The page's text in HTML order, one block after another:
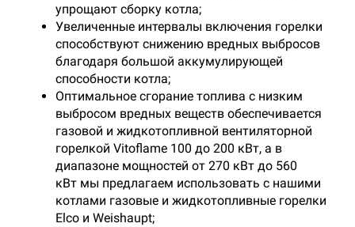
упрощают сборку котла;
Увеличенные интервалы включения горелки
способствуют снижению вредных выбросов
благодаря большой аккумулирующей
способности котла;
Оптимальное сгорание топлива с низким
выбросом вредных веществ обеспечивается
газовой и жидкотопливной вентиляторной
горелкой Vitoflame 100 до 200 кВт, а в
диапазоне мощностей от 270 кВт до 560
кВт мы предлагаем использовать с нашими
котлами газовые и жидкотопливные горелки
Elco и Weishaupt;